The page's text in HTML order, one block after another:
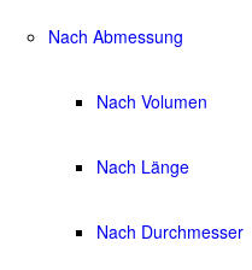
Nach Abmessung
Nach Volumen
Nach Länge
Nach Durchmesser